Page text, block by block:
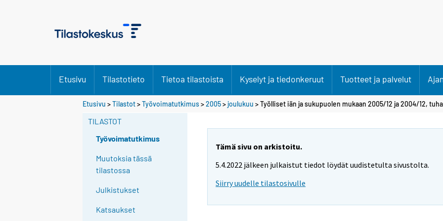
Etusivu Tilastotieto Tietoa tilastoista Kyselyt ja tiedonkeruut Tuotteet ja palvelut
Etusivu >Tilastot>Työvoimatutkimus>2005> joulukuu > Työlliset iän ja sukupuolen mukaan 2005/12 ja 2004/12,
TILASTOT
Työvoimatutkimus
Muutoksia tässä
tilastossa
Julkistukset
Katsaukset
Tämä sivu on arkistoitu.
5.4.2022 jälkeen julkaistut tiedot löydät uudistetulta sivustolta.
Siirry uudelle tilastosivulle